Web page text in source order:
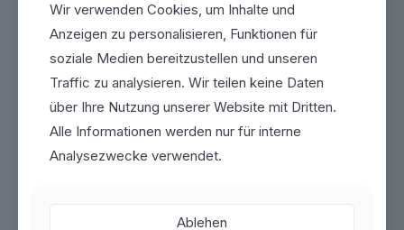
Ausgleich aller, auch künftig entstehender
Forderungen sowie eventuelle
Verbindlichkeiten, die wir im Interesse des
Kunden eingegangen sind, und im Falle
laufender Rechnungen, eines etwa
gezogenen und anerkannten Saldos. Für den
Fall des § 947 BGB tritt uns der Kunde schon
jetzt seine Eigentums- bzw.
Wir verwenden Cookies, um Inhalte und
Anzeigen zu personalisieren, Funktionen für
soziale Medien bereitzustellen und unseren
Traffic zu analysieren. Wir teilen keine Daten
über Ihre Nutzung unserer Website mit Dritten.
Alle Informationen werden nur für interne
Analysezwecke verwendet.
Ablehen